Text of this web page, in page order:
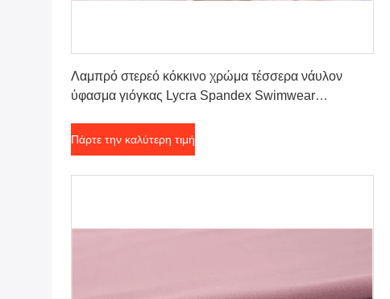
Λαμπρό στερεό κόκκινο χρώμα τέσσερα νάυλον
ύφασμα γιόγκας Lycra Spandex Swimwear
Πάρτε την καλύτερη τιμή